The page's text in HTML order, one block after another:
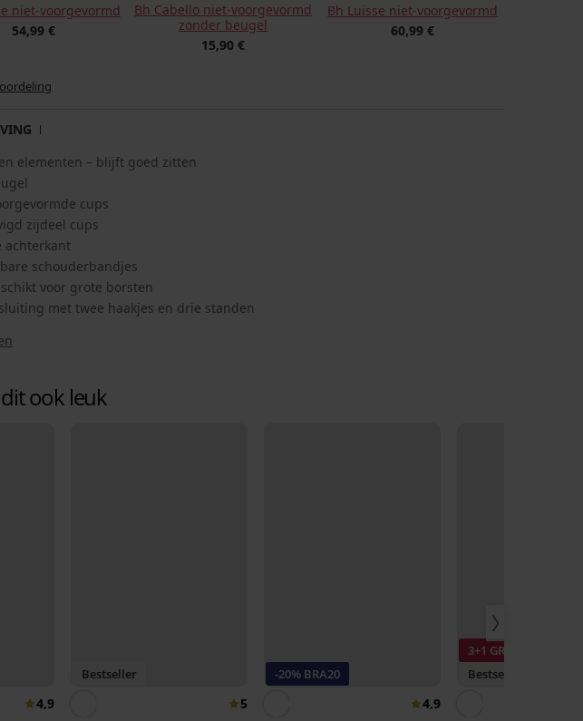
niet-voorgevormd
54,99 €
Bh Cabello niet-voorgevormd
zonder beugel
15,90 €
Bh Luisse niet-voorgevormd
60,99 €
elementen – blijft goed zitten
cups
zijdeel cups
achterkant
schouderbandjes
voor grote borsten
met twee haakjes en drie standen
ook leuk
4,9
Bestseller
5
-20% BRA20
4,9
3+1 GRATIS
Bestseller